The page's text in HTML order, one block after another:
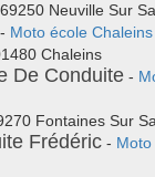
Neuville Sur
- Moto école
Chaleins
De Conduite -
Fontaines Sur
Frédéric -